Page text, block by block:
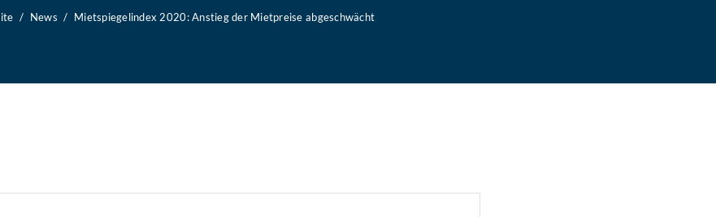
News Mietspiegelindex 2020: Anstieg der Mietpreise abgeschwächt